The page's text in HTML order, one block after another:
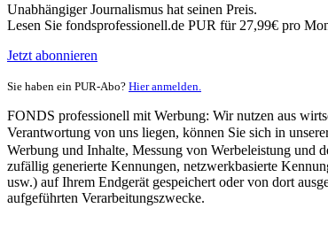
Unabhängiger Journalismus hat seinen Preis.
Lesen Sie fondsprofessionell.de PUR für 27,99€ pro
Jetzt abonnieren
Sie haben ein PUR-Abo? Hier anmelden.
FONDS professionell mit Werbung: Wir nutzen aus
Verantwortung von uns liegen, können Sie sich in
Werbung und Inhalte, Messung von Werbeleistung und
zufällig generierte Kennungen, netzwerkbasierte
usw.) auf Ihrem Endgerät gespeichert oder von dort
aufgeführten Verarbeitungszwecke.